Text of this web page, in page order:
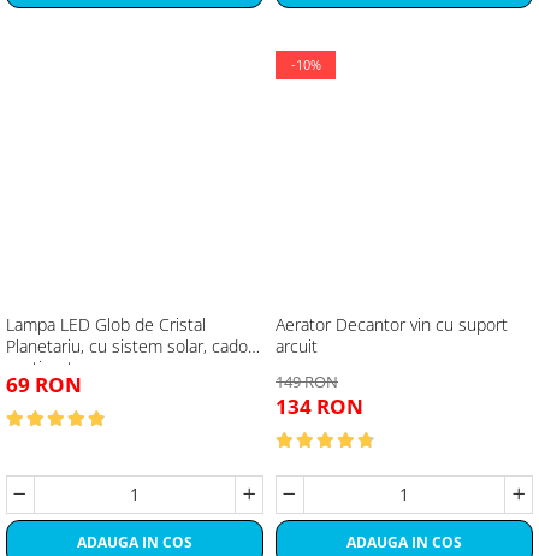
Lampa LED Glob de Cristal
Planetariu, cu sistem solar, cadou
captivant
69 RON
ADAUGA IN COS
-10%
Aerator Decantor vin cu suport
arcuit
149 RON
134 RON
ADAUGA IN COS